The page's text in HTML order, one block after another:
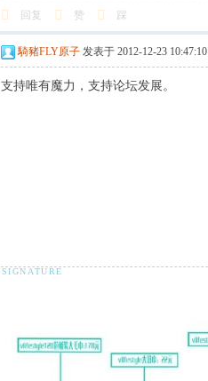
回复 赞 踩
騎豬FLY原子 发表于 2012-12-23 10:47:10
支持唯有魔力，支持论坛发展。